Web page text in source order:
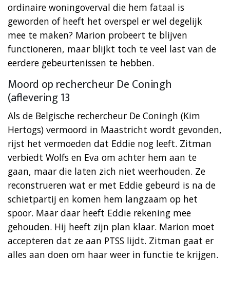
ordinaire woningoverval die hem fataal is
geworden of heeft het overspel er wel degelijk
mee te maken? Marion probeert te blijven
functioneren, maar blijkt toch te veel last van de
eerdere gebeurtenissen te hebben.
Moord op rechercheur De Coningh
(aflevering 13
Als de Belgische rechercheur De Coningh (Kim
Hertogs) vermoord in Maastricht wordt gevonden,
rijst het vermoeden dat Eddie nog leeft. Zitman
verbiedt Wolfs en Eva om achter hem aan te
gaan, maar die laten zich niet weerhouden. Ze
reconstrueren wat er met Eddie gebeurd is na de
schietpartij en komen hem langzaam op het
spoor. Maar daar heeft Eddie rekening mee
gehouden. Hij heeft zijn plan klaar. Marion moet
accepteren dat ze aan PTSS lijdt. Zitman gaat er
alles aan doen om haar weer in functie te krijgen.